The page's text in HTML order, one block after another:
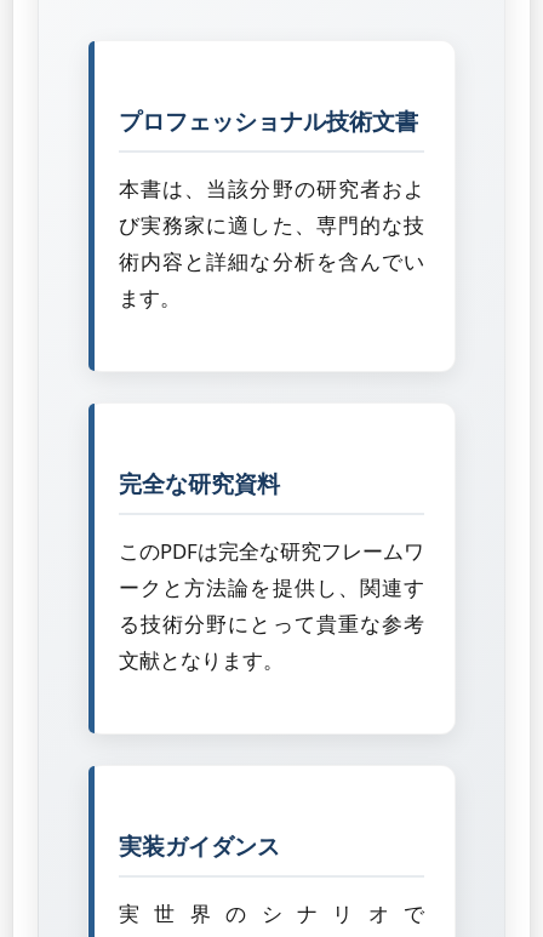
プロフェッショナル技術文書
本書は、当該分野の研究者およ
び実務家に適した、専門的な技
術内容と詳細な分析を含んでい
ます。
完全な研究資料
このPDFは完全な研究フレームワ
ークと方法論を提供し、関連す
る技術分野にとって貴重な参考
文献となります。
実装ガイダンス
実世界のシナリオで